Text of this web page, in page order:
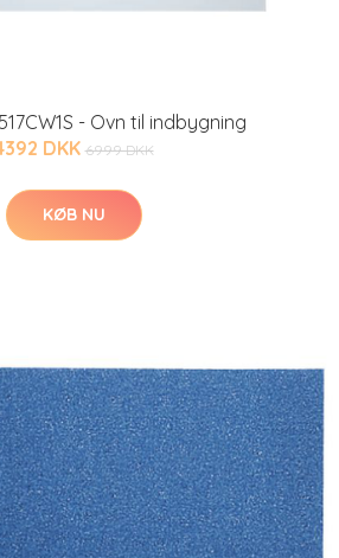
- Ovn til indbygning
DKK 6999 DKK
KØB NU